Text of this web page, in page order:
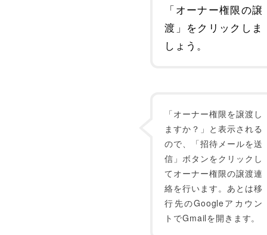
「オーナー権限の譲
渡」をクリックしま
しょう。
「オーナー権限を譲渡し
ますか？」と表示される
ので、「招待メールを送
信」ボタンをクリックし
てオーナー権限の譲渡連
絡を行います。あとは移
行先のGoogleアカウン
トでGmailを開きます。